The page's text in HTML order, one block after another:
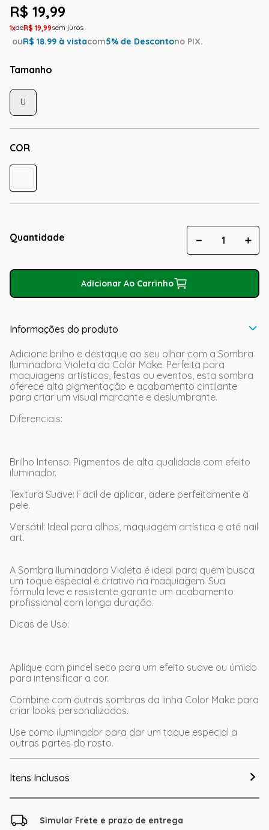
R$ 19,99
1 R$ 19,99
ouR$ 18.99 à vistacom5% de Descontono PIX.
Tamanho
COR
U
Quantidade ＋
－
Adicionar Ao Carrinho
Informações do produto
Adicione brilho e destaque ao seu olhar com a Sombra
Iluminadora Violeta da Color Make. Perfeita para
maquiagens artísticas, festas ou eventos, esta sombra
oferece alta pigmentação e acabamento cintilante
para criar um visual marcante e deslumbrante.
Diferenciais:
Brilho Intenso: Pigmentos de alta qualidade com efeito
iluminador.
Textura Suave: Fácil de aplicar, adere perfeitamente à
pele.
Versátil: Ideal para olhos, maquiagem artística e até nail
art.
A Sombra Iluminadora Violeta é ideal para quem busca
um toque especial e criativo na maquiagem. Sua
fórmula leve e resistente garante um acabamento
profissional com longa duração.
Dicas de Uso:
Aplique com pincel seco para um efeito suave ou úmido
para intensificar a cor.
Combine com outras sombras da linha Color Make para
criar looks personalizados.
Use como iluminador para dar um toque especial a
outras partes do rosto.
Itens Inclusos